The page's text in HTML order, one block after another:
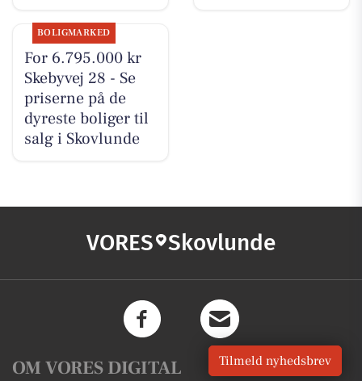
BOLIGMARKED
For 6.795.000 kr
Skebyvej 28 - Se
priserne på de
dyreste boliger til
salg i Skovlunde
VORES Skovlunde
OM VORES DIGITAL Tilmeld nyhedsbrev